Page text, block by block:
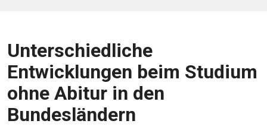
Unterschiedliche
Entwicklungen beim Studium
ohne Abitur in den
Bundesländern